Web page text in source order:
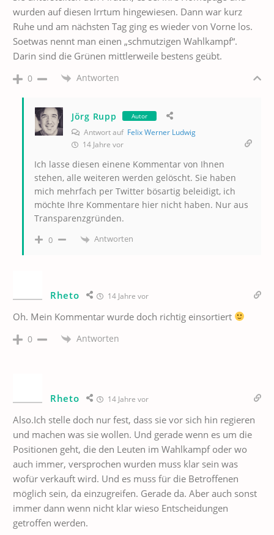
wurden auf diesen Irrtum hingewiesen. Dann war kurz
Ruhe und am nächsten Tag ging es wieder von Vorne los.
Soetwas nennt man einen „schmutzigen Wahlkampf“.
Darin sind die Grünen mittlerweile bestens geübt.
0 Antworten
Jörg Rupp Autor
Antwort auf Felix Werner Ludwig
14 Jahre vor
Ich lasse diesen einene Kommentar von Ihnen
stehen, alle weiteren werden gelöscht. Sie haben
mich mehrfach per Twitter bösartig beleidigt, ich
möchte Ihre Kommentare hier nicht haben. Nur aus
Transparenzgründen.
0 Antworten
Rheto 14 Jahre vor
Oh. Mein Kommentar wurde doch richtig einsortiert
0 Antworten
Rheto 14 Jahre vor
Also.Ich stelle doch nur fest, dass sie vor sich hin regieren
und machen was sie wollen. Und gerade wenn es um die
Positionen geht, die den Leuten im Wahlkampf oder wo
auch immer, versprochen wurden muss klar sein was
wofür verkauft wird. Und es muss für die Betroffenen
möglich sein, da einzugreifen. Gerade da. Aber auch sonst
immer dann wenn nicht klar wieso Entscheidungen
getroffen werden.